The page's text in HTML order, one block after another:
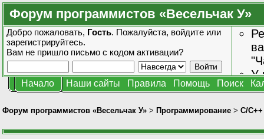
Форум программистов «Весельчак У»
Добро пожаловать, Гость. Пожалуйста, войдите или
зарегистрируйтесь.
Вам не пришло письмо с кодом активации?
У
Начало Наши сайты Правила Помощь Поиск
Форум программистов «Весельчак У» > Программирование > C/C++